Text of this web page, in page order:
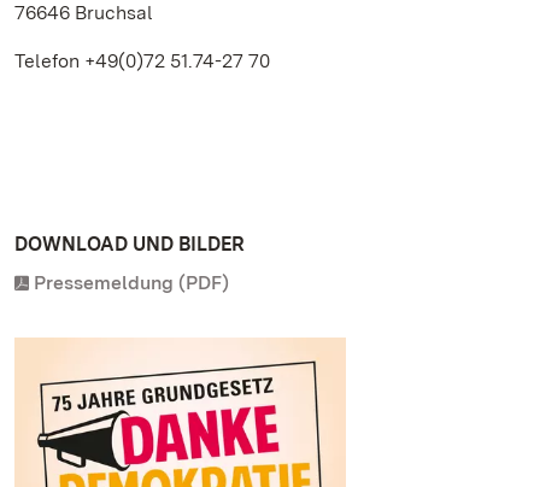
76646 Bruchsal
Telefon +49(0)72 51.74-27 70
DOWNLOAD UND BILDER
Pressemeldung (PDF)